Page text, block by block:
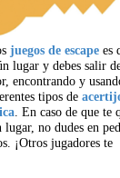
juegos de escape es
lugar y debes salir
encontrando y
tipos de
. En caso de que te
lugar, no dudes en
¡Otros jugadores te